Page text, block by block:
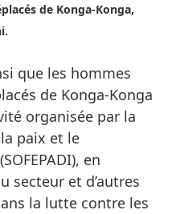
de Konga-Konga,
que les hommes
de Konga-Konga
organisée par la
paix et le
en
secteur et d’autres
la lutte contre les